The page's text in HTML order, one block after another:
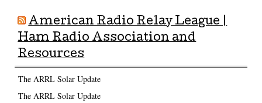
American Radio Relay League |
Ham Radio Association and
Resources
The ARRL Solar Update
The ARRL Solar Update